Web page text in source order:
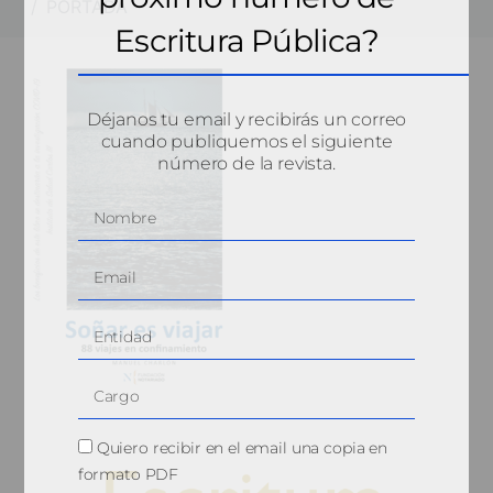
PORTADA
Escritura Pública?
Déjanos tu email y recibirás un correo
cuando publiquemos el siguiente
número de la revista.
Quiero recibir en el email una copia en
formato PDF